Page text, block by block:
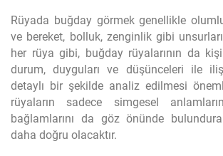
Rüyada buğday görmek genellikle
ve bereket, bolluk, zenginlik gibi
her rüya gibi, buğday rüyalarının da
durum, duyguları ve düşünceleri ile
detaylı bir şekilde analiz edilmesi
rüyaların sadece simgesel
bağlamlarını da göz önünde
daha doğru olacaktır.